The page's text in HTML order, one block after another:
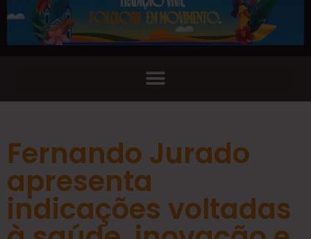
Fernando Jurado
apresenta
indicações voltadas